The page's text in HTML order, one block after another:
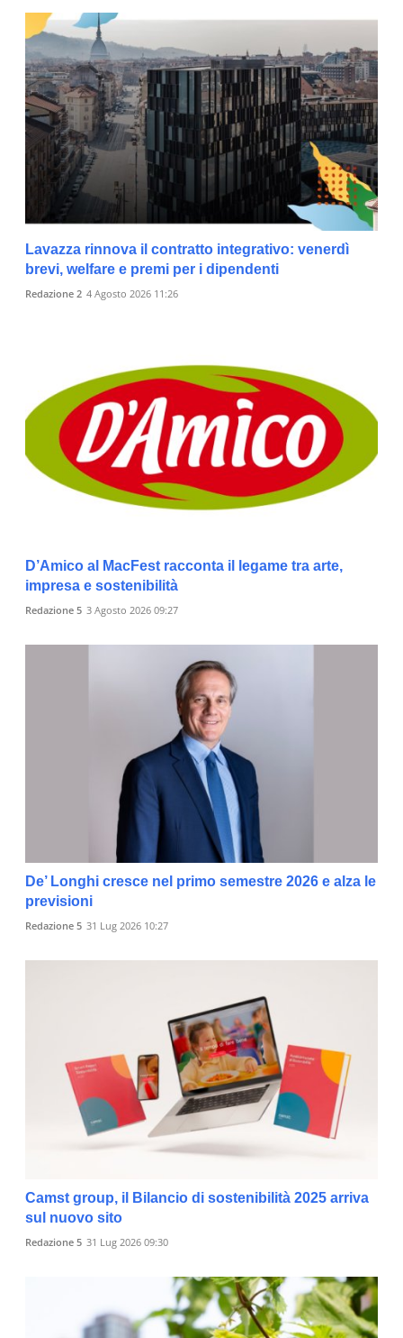
Lavazza rinnova il contratto integrativo: venerdì
brevi, welfare e premi per i dipendenti
Redazione 2 4 Agosto 2026 11:26
D’Amico al MacFest racconta il legame tra arte,
impresa e sostenibilità
Redazione 5 3 Agosto 2026 09:27
De’ Longhi cresce nel primo semestre 2026 e alza le
previsioni
Redazione 5 31 Lug 2026 10:27
Camst group, il Bilancio di sostenibilità 2025 arriva
sul nuovo sito
Redazione 5 31 Lug 2026 09:30